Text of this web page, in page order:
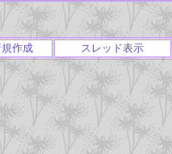
規作成 スレッド表示